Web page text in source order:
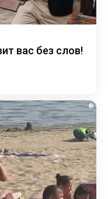
вас без слов!
i